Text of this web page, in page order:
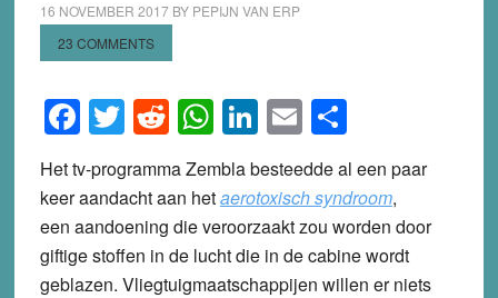
16 NOVEMBER 2017BY PEPIJN VAN ERP
23 COMMENTS
Facebook
Twitter
Reddit
WhatsApp
LinkedIn
EmailShare
Het tv-programma Zembla besteedde al een paar
keer aandacht aan hetaerotoxisch syndroom,
een aandoening die veroorzaakt zou worden door
giftige stoffen in de lucht die in de cabine wordt
geblazen. Vliegtuigmaatschappijen willen er niets